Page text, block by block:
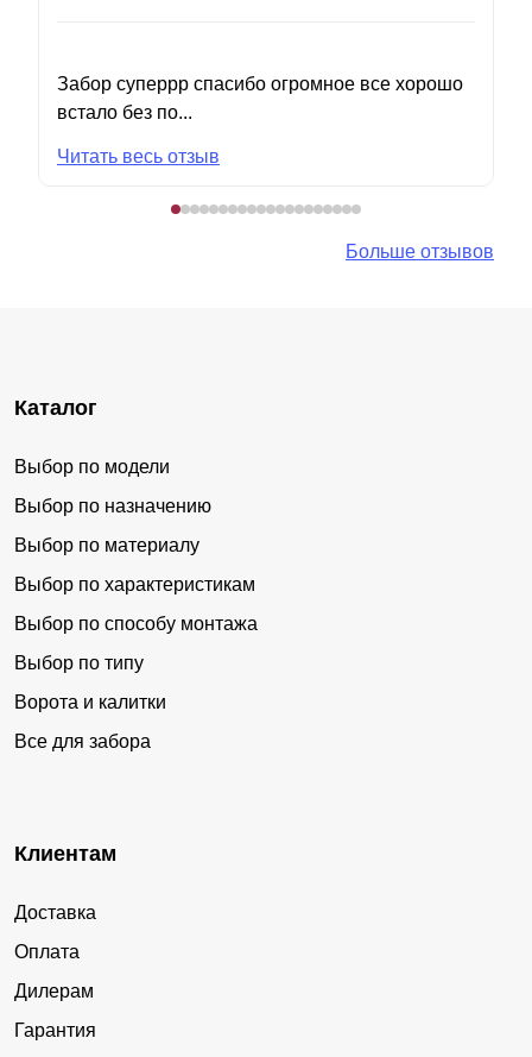
Забор суперрр спасибо огромное все хорошо
встало без по...
Читать весь отзыв
Больше отзывов
Каталог
Выбор по модели
Выбор по назначению
Выбор по материалу
Выбор по характеристикам
Выбор по способу монтажа
Выбор по типу
Ворота и калитки
Все для забора
Клиентам
Доставка
Оплата
Дилерам
Гарантия